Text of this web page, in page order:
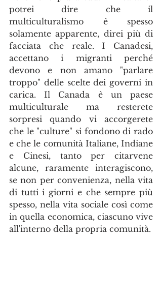
potrei dire che il
multiculturalismo è spesso
solamente apparente, direi più di
facciata che reale. I Canadesi,
accettano i migranti perché
devono e non amano "parlare
troppo" delle scelte dei governi in
carica. Il Canada è un paese
multiculturale ma resterete
sorpresi quando vi accorgerete
che le "culture" si fondono di rado
e che le comunità Italiane, Indiane
e Cinesi, tanto per citarvene
alcune, raramente interagiscono,
se non per convenienza, nella vita
di tutti i giorni e che sempre più
spesso, nella vita sociale così come
in quella economica, ciascuno vive